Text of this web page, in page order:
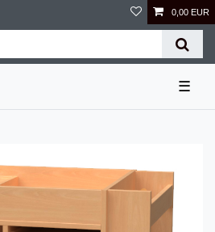
0,00 EUR
☰